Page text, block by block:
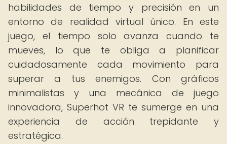
habilidades de tiempo y precisión en un
entorno de realidad virtual único. En este
juego, el tiempo solo avanza cuando te
mueves, lo que te obliga a planificar
cuidadosamente cada movimiento para
superar a tus enemigos. Con gráficos
minimalistas y una mecánica de juego
innovadora, Superhot VR te sumerge en una
experiencia de acción trepidante y
estratégica.